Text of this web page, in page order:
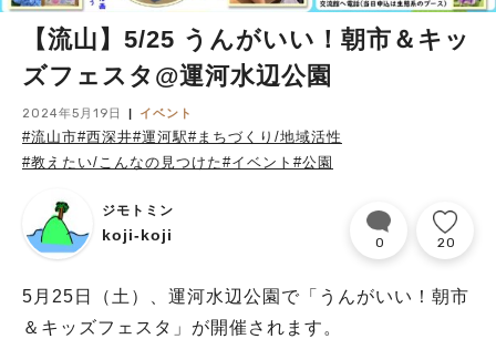
【流山】5/25 うんがいい！朝市＆キッ
ズフェスタ@運河水辺公園
2024年5月19日 イベント
#流山市#西深井#運河駅#まちづくり/地域活性
#教えたい/こんなの見つけた#イベント #公園
ジモトミン
koji-koji 0 20
5月25日（土）、運河水辺公園で「うんがいい！朝市
＆キッズフェスタ」が開催されます。